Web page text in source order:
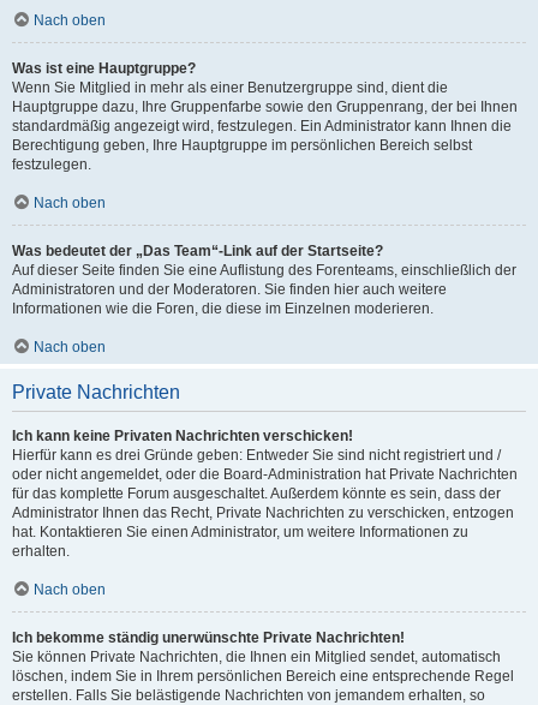
Nach oben
Was ist eine Hauptgruppe?
Wenn Sie Mitglied in mehr als einer Benutzergruppe sind, dient die
Hauptgruppe dazu, Ihre Gruppenfarbe sowie den Gruppenrang, der bei Ihnen
standardmäßig angezeigt wird, festzulegen. Ein Administrator kann Ihnen die
Berechtigung geben, Ihre Hauptgruppe im persönlichen Bereich selbst
festzulegen.
Nach oben
Was bedeutet der „Das Team“-Link auf der Startseite?
Auf dieser Seite finden Sie eine Auflistung des Forenteams, einschließlich der
Administratoren und der Moderatoren. Sie finden hier auch weitere
Informationen wie die Foren, die diese im Einzelnen moderieren.
Nach oben
Private Nachrichten
Ich kann keine Privaten Nachrichten verschicken!
Hierfür kann es drei Gründe geben: Entweder Sie sind nicht registriert und /
oder nicht angemeldet, oder die Board-Administration hat Private Nachrichten
für das komplette Forum ausgeschaltet. Außerdem könnte es sein, dass der
Administrator Ihnen das Recht, Private Nachrichten zu verschicken, entzogen
hat. Kontaktieren Sie einen Administrator, um weitere Informationen zu
erhalten.
Nach oben
Ich bekomme ständig unerwünschte Private Nachrichten!
Sie können Private Nachrichten, die Ihnen ein Mitglied sendet, automatisch
löschen, indem Sie in Ihrem persönlichen Bereich eine entsprechende Regel
erstellen. Falls Sie belästigende Nachrichten von jemandem erhalten, so